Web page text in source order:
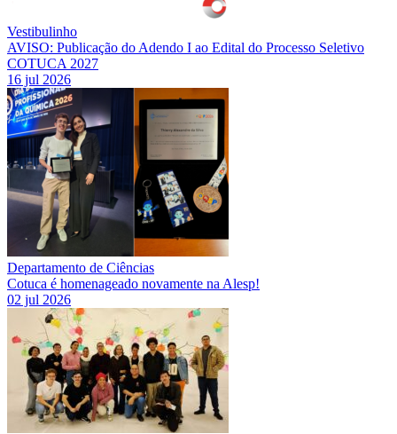
Vestibulinho
AVISO: Publicação do Adendo I ao Edital do Processo Seletivo
COTUCA 2027
16 jul 2026
Departamento de Ciências
Cotuca é homenageado novamente na Alesp!
02 jul 2026